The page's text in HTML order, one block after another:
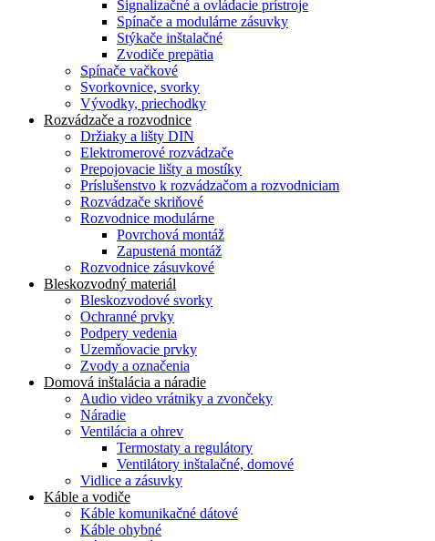
Signalizačné a ovládacie prístroje
Spínače a modulárne zásuvky
Stýkače inštalačné
Zvodiče prepätia
Spínače vačkové
Svorkovnice, svorky
Vývodky, priechodky
Rozvádzače a rozvodnice
Držiaky a lišty DIN
Elektromerové rozvádzače
Prepojovacie lišty a mostíky
Príslušenstvo k rozvádzačom a rozvodniciam
Rozvádzače skriňové
Rozvodnice modulárne
Povrchová montáž
Zapustená montáž
Rozvodnice zásuvkové
Bleskozvodný materiál
Bleskozvodové svorky
Ochranné prvky
Podpery vedenia
Uzemňovacie prvky
Zvody a označenia
Domová inštalácia a náradie
Audio video vrátniky a zvončeky
Náradie
Ventilácia a ohrev
Termostaty a regulátory
Ventilátory inštalačné, domové
Vidlice a zásuvky
Káble a vodiče
Káble komunikačné dátové
Káble ohybné